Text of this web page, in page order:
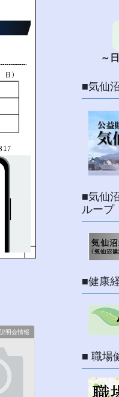
明会情報
～
■気仙
■気仙
ループ
■健康
■ 職場